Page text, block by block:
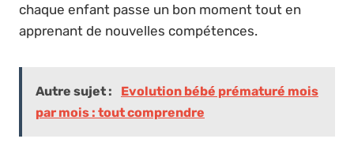
chaque enfant passe un bon moment tout en
apprenant de nouvelles compétences.
Autre sujet :
Evolution bébé prématuré mois
par mois : tout comprendre